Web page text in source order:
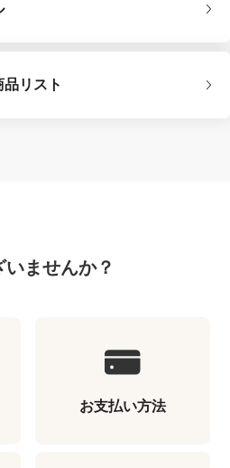
リスト
ませんか？
お支払い方法